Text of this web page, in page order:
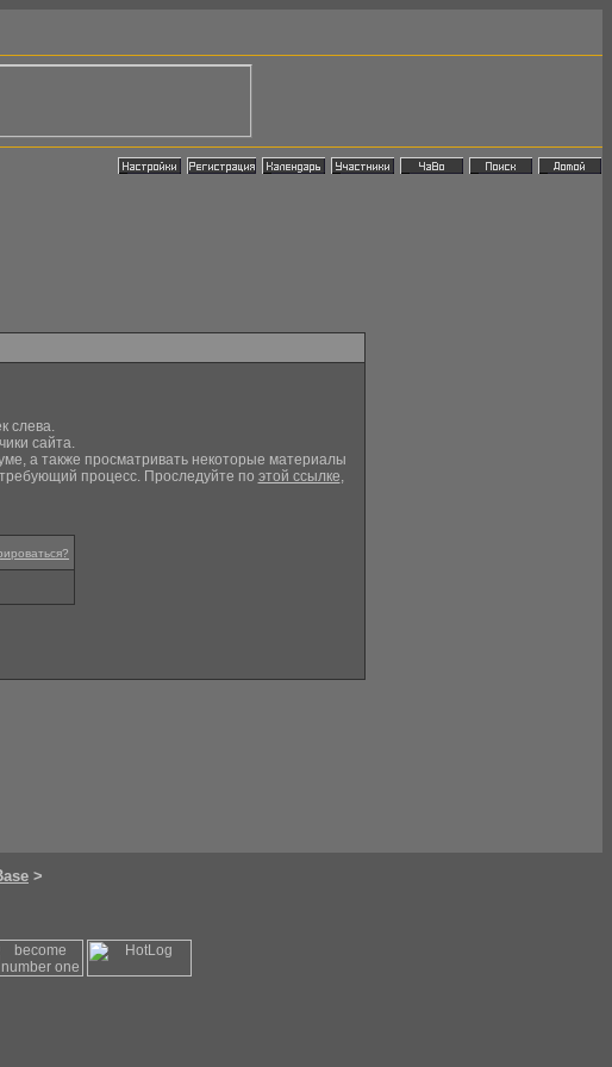
слева.
сайта.
а также просматривать некоторые материалы
процесс. Проследуйте по этой ссылке,
>